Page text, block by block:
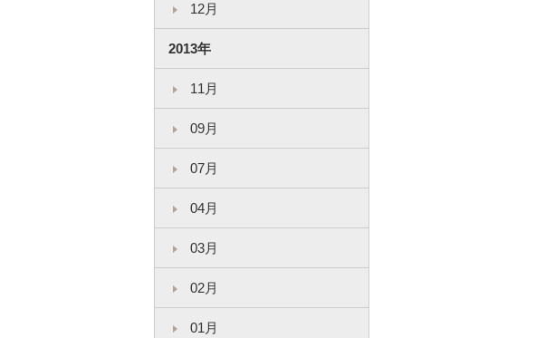
12月
2013年
11月
09月
07月
04月
03月
02月
01月